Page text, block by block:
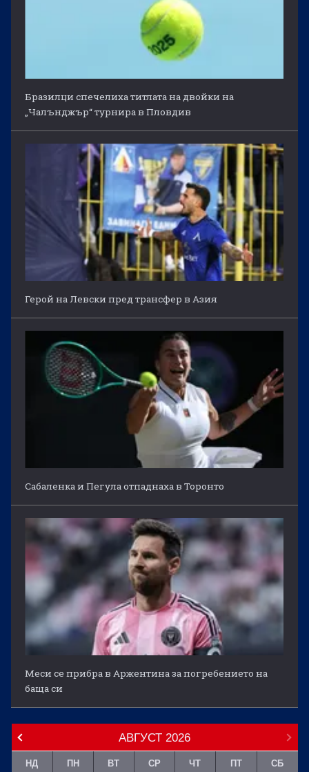
Бразилци спечелиха титлата на двойки на
„Чалънджър“ турнира в Пловдив
Герой на Левски пред трансфер в Азия
Сабаленка и Пегула отпаднаха в Торонто
Меси се прибра в Аржентина за погребението на
баща си
АВГУСТ 2026
НД ПН ВТ СР ЧТ ПТ СБ